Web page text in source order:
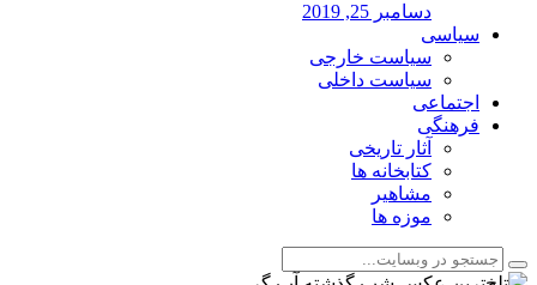
دسامبر 25, 2019
سیاسی
سیاست خارجی
سیاست داخلی
اجتماعی
فرهنگی
آثار تاریخی
کتابخانه ها
مشاهیر
موزه ها